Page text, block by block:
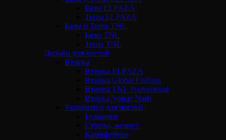
Базы ELPAZA
Топы ELPAZA
Базы и Топы TNL
Базы TNL
Топы TNL
Дизайн для ногтей
Втирка
Втирка ELPAZA
Втирка Global Fashion
Втирка TNL Professional
Втирка Vogue Nails
Украшения для ногтей
Бульонки
Стразы, жемчуг
Камифубуки